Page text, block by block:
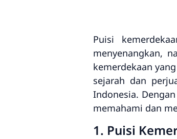
Puisi
menyenangkan,
kemerdekaan
sejarah dan
Indonesia.
memahami dan
1. Puisi